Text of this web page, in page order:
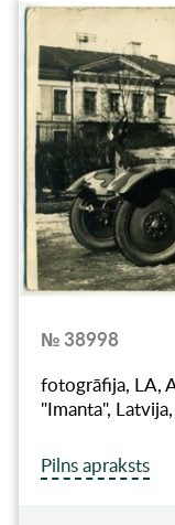
№ 38998
fotogrāfija, LA,
"Imanta",
Pilns apraksts